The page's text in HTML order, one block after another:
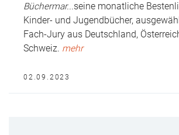
Büchermar... seine monatliche
Kinder- und Jugendbücher,
Fach-Jury aus Deutschland,
Schweiz. mehr
02.09.2023